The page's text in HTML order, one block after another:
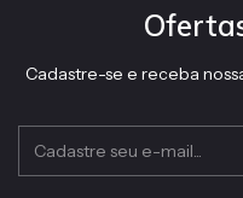
Cadastre-se e receba